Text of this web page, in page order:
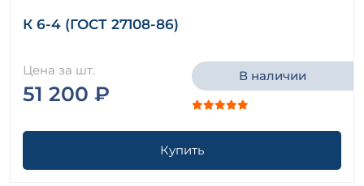
К 6-4 (ГОСТ 27108-86)
Цена за шт.
51 200 ₽
В наличии
Купить